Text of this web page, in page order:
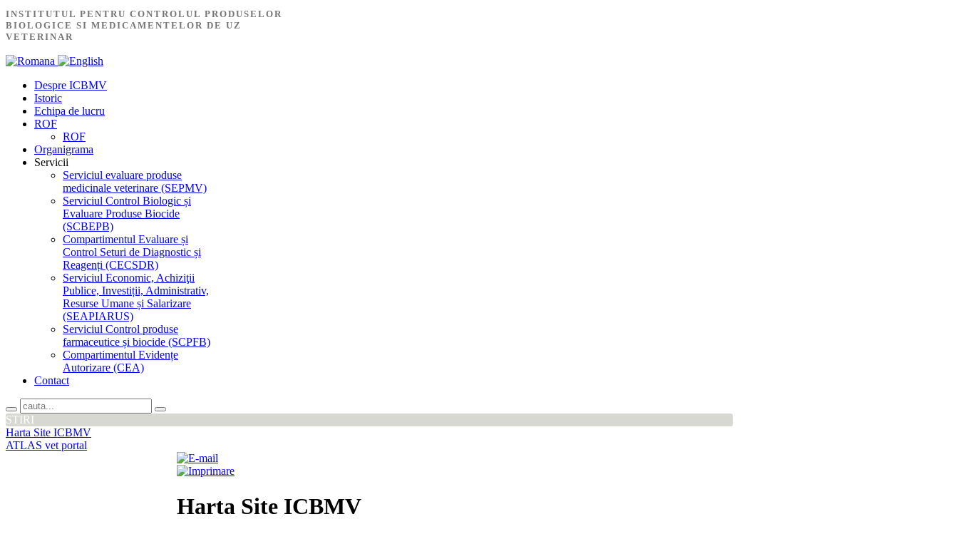
INSTITUTUL PENTRU CONTROLUL PRODUSELOR
BIOLOGICE SI MEDICAMENTELOR DE UZ
VETERINAR
Despre ICBMV
Istoric
Echipa de lucru
ROF
ROF
Organigrama
Servicii
Serviciul evaluare produse
medicinale veterinare (SEPMV)
Serviciul Control Biologic și
Evaluare Produse Biocide
(SCBEPB)
Compartimentul Evaluare și
Control Seturi de Diagnostic și
Reagenți (CECSDR)
Serviciul Economic, Achiziţii
Publice, Investiții, Administrativ,
Resurse Umane și Salarizare
(SEAPIARUS)
Serviciul Control produse
farmaceutice și biocide (SCPFB)
Compartimentul Evidențe
Autorizare (CEA)
Contact
STIRI
Harta Site ICBMV
ATLAS vet portal
Harta Site ICBMV